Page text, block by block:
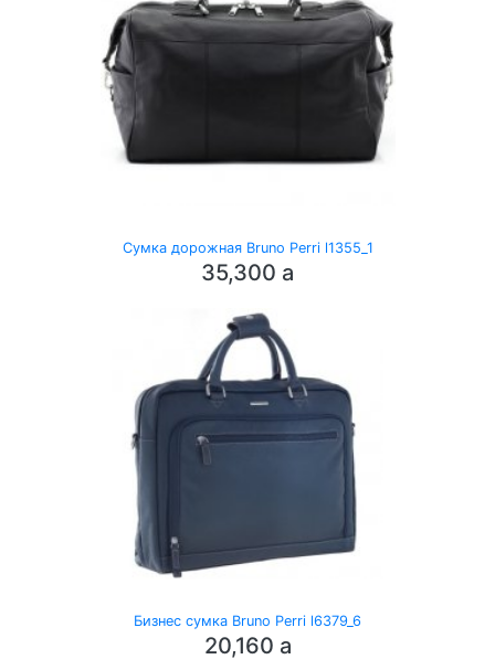
Сумка дорожная Bruno Perri l1355_1
35,300 a
Бизнес сумка Bruno Perri l6379_6
20,160 a